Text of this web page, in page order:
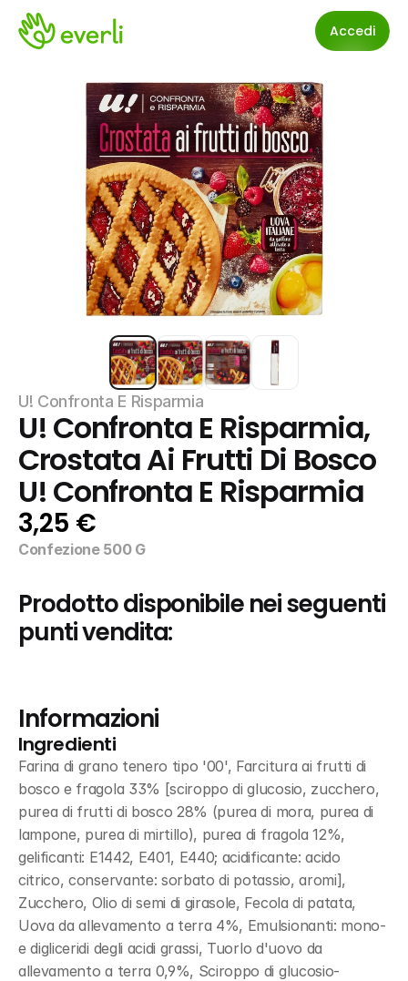
Accedi
U! Confronta E Risparmia
U! Confronta E Risparmia,
Crostata Ai Frutti Di Bosco
U! Confronta E Risparmia
3,25 €
Confezione 500 G
Prodotto disponibile nei seguenti
punti vendita:
Informazioni
Ingredienti
Farina di grano tenero tipo '00', Farcitura ai frutti di
bosco e fragola 33% [sciroppo di glucosio, zucchero,
purea di frutti di bosco 28% (purea di mora, purea di
lampone, purea di mirtillo), purea di fragola 12%,
gelificanti: E1442, E401, E440; acidificante: acido
citrico, conservante: sorbato di potassio, aromi],
Zucchero, Olio di semi di girasole, Fecola di patata,
Uova da allevamento a terra 4%, Emulsionanti: mono-
e digliceridi degli acidi grassi, Tuorlo d'uovo da
allevamento a terra 0,9%, Sciroppo di glucosio-